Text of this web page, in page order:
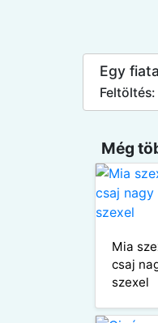
Egy
Még
Mia
csaj
szexel